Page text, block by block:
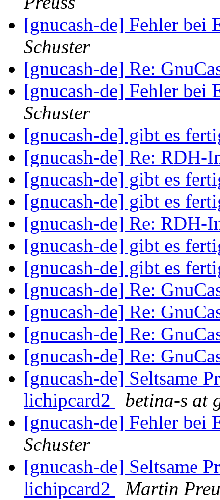
[gnucash-de] Fehler
Schuster
[gnucash-de] Re:
[gnucash-de] Fehler
Schuster
[gnucash-de] gibt es
[gnucash-de] Re:
[gnucash-de] gibt es
[gnucash-de] gibt es
[gnucash-de] Re:
[gnucash-de] gibt es
[gnucash-de] gibt es
[gnucash-de] Re:
[gnucash-de] Re:
[gnucash-de] Re:
[gnucash-de] Re:
[gnucash-de] Seltsame
lichipcard2
betina-s at
[gnucash-de] Fehler
Schuster
[gnucash-de] Seltsame
lichipcard2
Martin